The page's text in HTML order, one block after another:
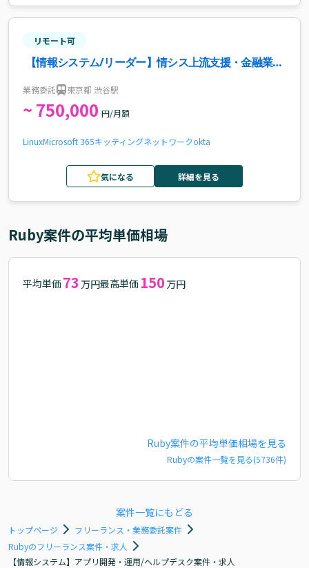
リモート可
【情報システム/リーダー】情シス上流支援・金融業界
業務委託 東京都 渋谷駅
~ 750,000 円/月額
LinuxMicrosoft 365キッティングネットワークokta
気になる 詳細を見る
Ruby案件の平均単価相場
平均単価 73 万円最高単価 150 万円
Ruby案件の平均単価相場を見る
Rubyの案件一覧を見る(5736件)
案件一覧にもどる
トップページ
フリーランス・業務委託案件
Rubyのフリーランス案件・求人
【情報システム】アプリ開発・運用/ヘルプデスク案件・求人